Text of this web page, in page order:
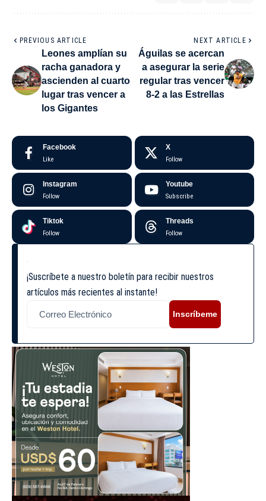
PREVIOUS ARTICLE
Leones amplían su
racha ganadora y
ascienden al cuarto
lugar tras vencer a
los Gigantes
NEXT ARTICLE
Águilas se acercan
a asegurar la serie
regular tras vencer
8-2 a las Estrellas
Facebook
Like
X
Follow
Instagram
Follow
Youtube
Subscribe
Tiktok
Follow
Threads
Follow
¡Suscríbete a nuestro boletín para recibir nuestros
artículos más recientes al instante!
Inscríbeme